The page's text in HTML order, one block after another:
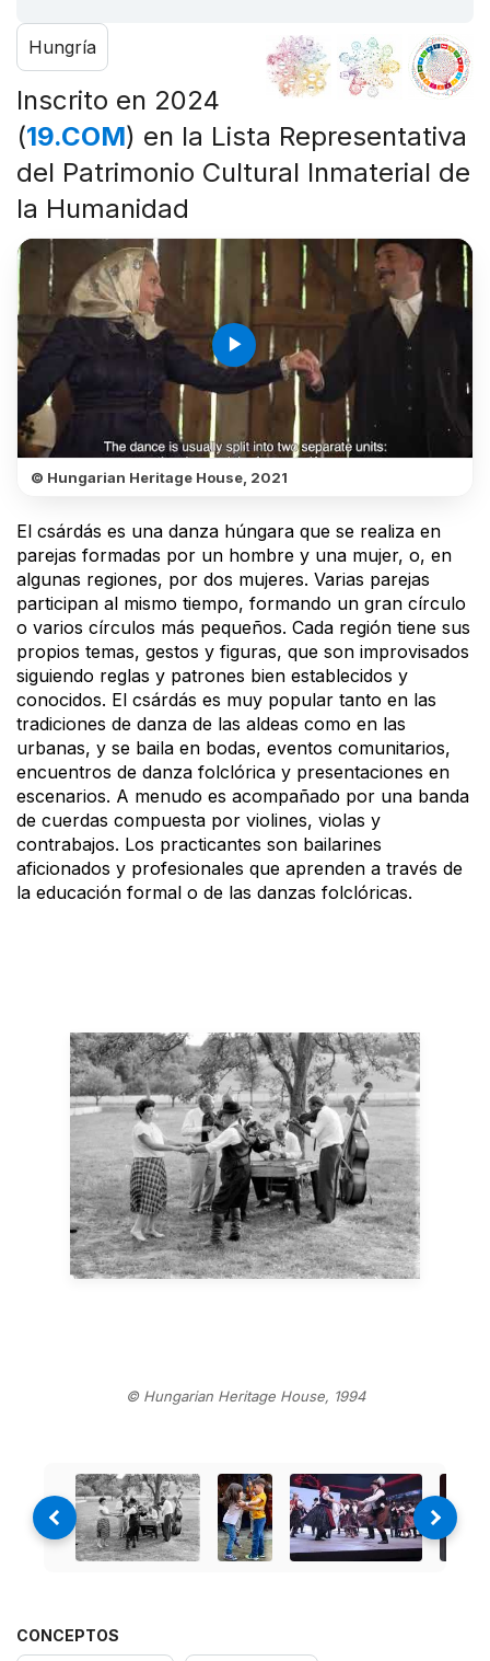
Hungría
Inscrito en 2024
(19.COM) en la Lista Representativa
del Patrimonio Cultural Inmaterial de
la Humanidad
play_arrow
© Hungarian Heritage House, 2021
El csárdás es una danza húngara que se realiza en
parejas formadas por un hombre y una mujer, o, en
algunas regiones, por dos mujeres. Varias parejas
participan al mismo tiempo, formando un gran círculo
o varios círculos más pequeños. Cada región tiene sus
propios temas, gestos y figuras, que son improvisados
siguiendo reglas y patrones bien establecidos y
conocidos. El csárdás es muy popular tanto en las
tradiciones de danza de las aldeas como en las
urbanas, y se baila en bodas, eventos comunitarios,
encuentros de danza folclórica y presentaciones en
escenarios. A menudo es acompañado por una banda
de cuerdas compuesta por violines, violas y
contrabajos. Los practicantes son bailarines
aficionados y profesionales que aprenden a través de
la educación formal o de las danzas folclóricas.
© Hungarian Heritage House, 1994
CONCEPTOS